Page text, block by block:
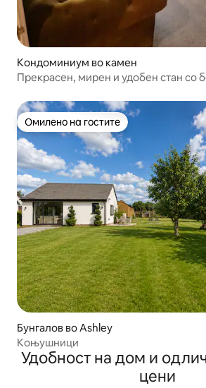
Кондоминиум во камен
Прекрасен, мирен и удобен стан со
Омилено на гостите
Омилено на гостите
Бунгалов во Ashley
Коњушници
Удобност на дом и
цени